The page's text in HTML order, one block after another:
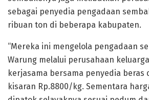
sebagai penyedia pengadaan
ribuan ton di beberapa kabupaten.
“Mereka ini mengelola pengadaan
Warung melalui perusahaan
kerjasama bersama penyedia beras
kisaran Rp.8800/kg. Sementara